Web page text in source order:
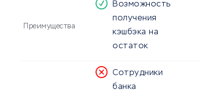
Преимущества
Возможность
получения
кэшбэка на
остаток
Сотрудники
банка